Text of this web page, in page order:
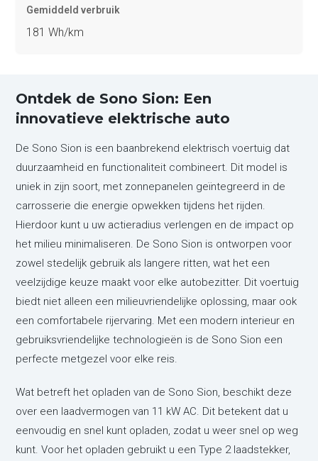
Gemiddeld verbruik
181 Wh/km
Ontdek de Sono Sion: Een
innovatieve elektrische auto
De Sono Sion is een baanbrekend elektrisch voertuig dat
duurzaamheid en functionaliteit combineert. Dit model is
uniek in zijn soort, met zonnepanelen geïntegreerd in de
carrosserie die energie opwekken tijdens het rijden.
Hierdoor kunt u uw actieradius verlengen en de impact op
het milieu minimaliseren. De Sono Sion is ontworpen voor
zowel stedelijk gebruik als langere ritten, wat het een
veelzijdige keuze maakt voor elke autobezitter. Dit voertuig
biedt niet alleen een milieuvriendelijke oplossing, maar ook
een comfortabele rijervaring. Met een modern interieur en
gebruiksvriendelijke technologieën is de Sono Sion een
perfecte metgezel voor elke reis.
Wat betreft het opladen van de Sono Sion, beschikt deze
over een laadvermogen van 11 kW AC. Dit betekent dat u
eenvoudig en snel kunt opladen, zodat u weer snel op weg
kunt. Voor het opladen gebruikt u een Type 2 laadstekker,